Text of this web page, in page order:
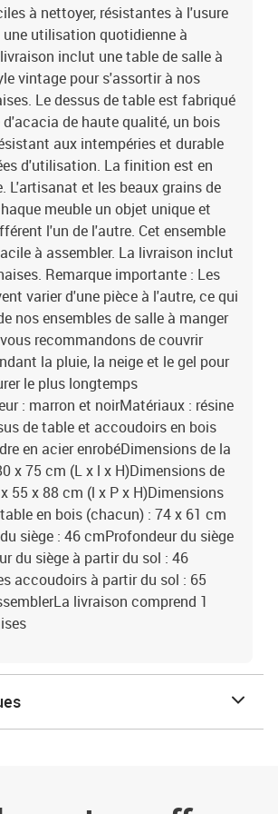
à nettoyer, résistantes à l'usure
utilisation quotidienne à
inclut une table de salle à
vintage pour s'assortir à nos
Le dessus de table est fabriqué
de haute qualité, un bois
aux intempéries et durable
d'utilisation. La finition est en
L'artisanat et les beaux grains de
meuble un objet unique et
l'un de l'autre. Cet ensemble
à assembler. La livraison inclut
Remarque importante : Les
varier d'une pièce à l'autre, ce qui
nos ensembles de salle à manger
recommandons de couvrir
la pluie, la neige et le gel pour
le plus longtemps
: marron et noirMatériaux : résine
de table et accoudoirs en bois
en acier enrobéDimensions de la
x 75 cm (L x l x H)Dimensions de
55 x 88 cm (l x P x H)Dimensions
en bois (chacun) : 74 x 61 cm
siège : 46 cmProfondeur du siège
du siège à partir du sol : 46
accoudoirs à partir du sol : 65
livraison comprend 1